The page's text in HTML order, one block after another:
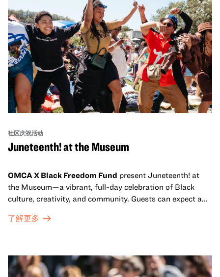
社区庆祝活动
Juneteenth! at the Museum
OMCA X Black Freedom Fund present Juneteenth! at
the Museum—a vibrant, full-day celebration of Black
culture, creativity, and community. Guests can expect a
sets from boundary-pushing artists, delicious offerings
move, make, and connect in celebration of Black culture.
了解更多